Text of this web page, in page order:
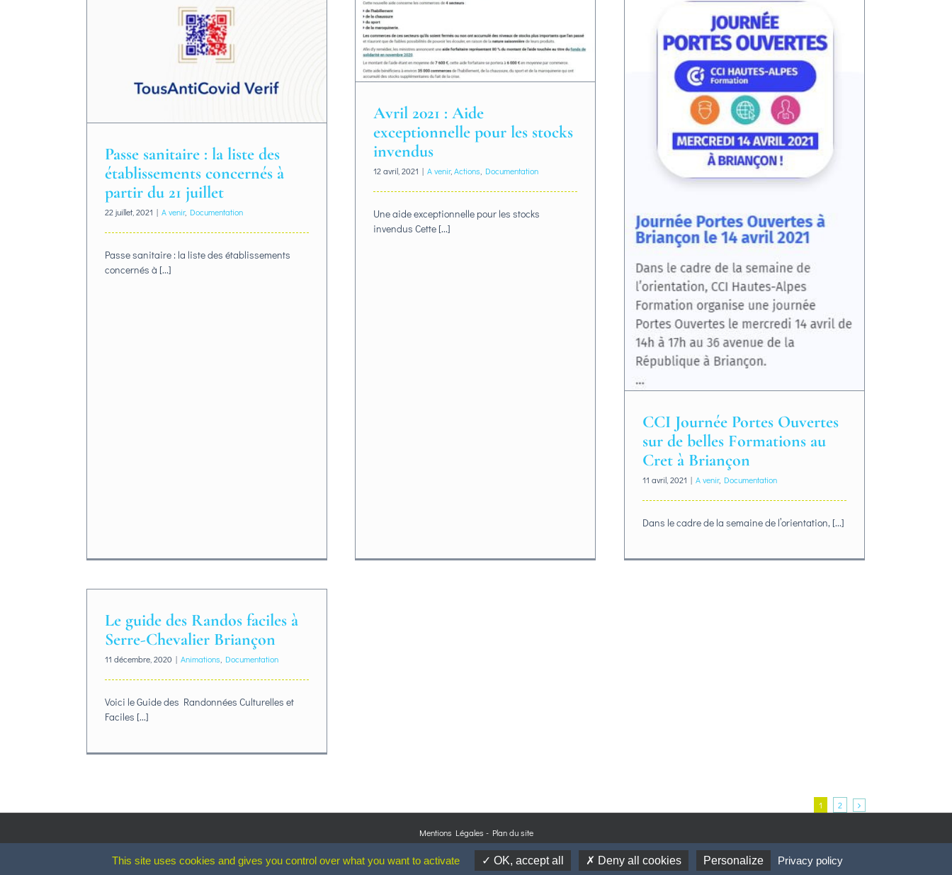
Passe sanitaire : la liste des
établissements concernés à
partir du 21 juillet
22 juillet, 2021 | A venir, Documentation
Passe sanitaire : la liste des établissements
concernés à [...]
Avril 2021 : Aide
exceptionnelle pour les stocks
invendus
12 avril, 2021 | A venir, Actions Documentation
Une aide exceptionnelle pour les stocks
invendus Cette [...]
CCI Journée Portes Ouvertes
sur de belles Formations au
Cret à Briançon
11 avril, 2021 | A venir, Documentation
Dans le cadre de la semaine de l’orientation, [...]
Le guide des Randos faciles à
Serre-Chevalier Briançon
11 décembre, 2020 | Animations Documentation
Voici le Guide des Randonnées Culturelles et
Faciles [...]
1 2
Mentions Légales - Plan du site
Conception de charte graphique
Fábio de Sá - Design & Graphisme
This site uses cookies and gives you control over what you want to activate OK, accept all Deny all cookies Personalize Privacy policy